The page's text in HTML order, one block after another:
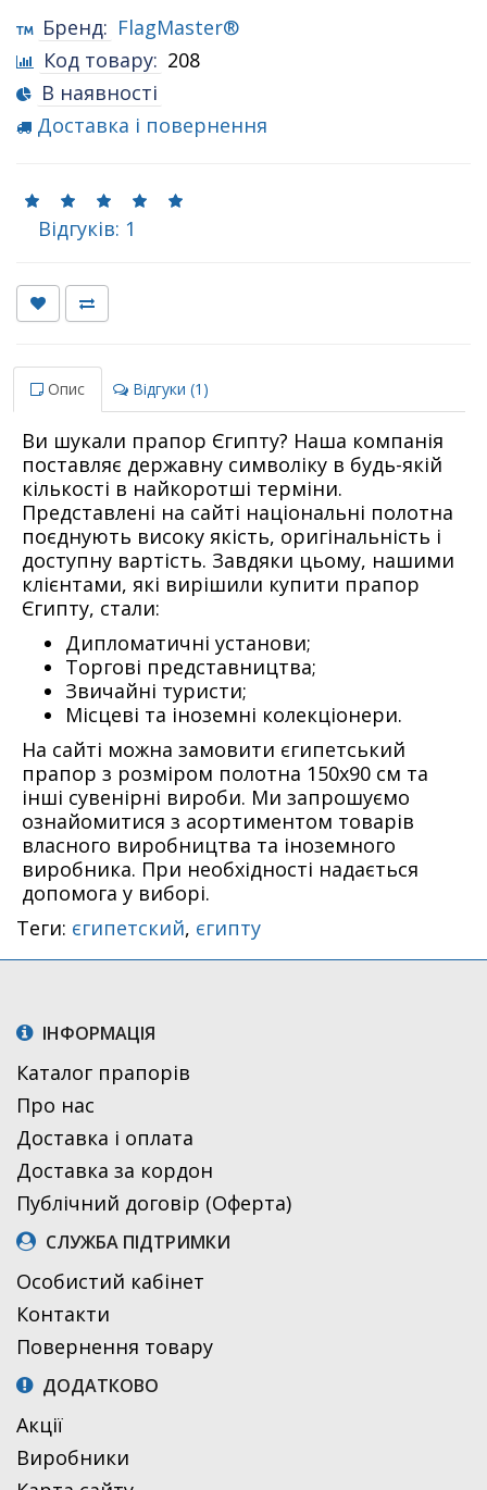
Бренд: FlagMaster®
Код товару: 208
В наявності
Доставка і повернення
Відгуків: 1
Опис Відгуки (1)
Ви шукали прапор Єгипту? Наша компанія
поставляє державну символіку в будь-якій
кількості в найкоротші терміни.
Представлені на сайті національні полотна
поєднують високу якість, оригінальність і
доступну вартість. Завдяки цьому, нашими
клієнтами, які вирішили купити прапор
Єгипту, стали:
Дипломатичні установи;
Торгові представництва;
Звичайні туристи;
Місцеві та іноземні колекціонери.
На сайті можна замовити єгипетський
прапор з розміром полотна 150х90 см та
інші сувенірні вироби. Ми запрошуємо
ознайомитися з асортиментом товарів
власного виробництва та іноземного
виробника. При необхідності надається
допомога у виборі.
Теги: єгипетский, єгипту
ІНФОРМАЦІЯ
Каталог прапорів
Про нас
Доставка і оплата
Доставка за кордон
Публічний договір (Оферта)
СЛУЖБА ПІДТРИМКИ
Особистий кабінет
Контакти
Повернення товару
ДОДАТКОВО
Акції
Виробники